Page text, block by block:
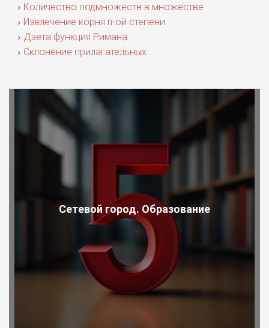
Количество подмножеств в множестве
Извлечение корня n-ой степени
Дзета функция Римана
Склонение прилагательных
Сетевой город. Образование